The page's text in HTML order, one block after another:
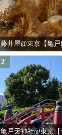
藤井屋@東京【亀戸
2
亀戸天神社@東京